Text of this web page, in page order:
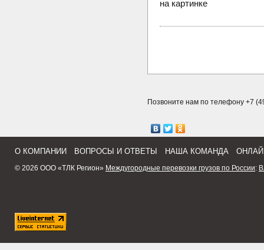
на картинке
Позвоните нам по телефону +7
О КОМПАНИИ ВОПРОСЫ И ОТВЕТЫ НАША КОМАНДА
© 2026 ООО «ТЛК Регион» Междугородные перевозки грузов по России: